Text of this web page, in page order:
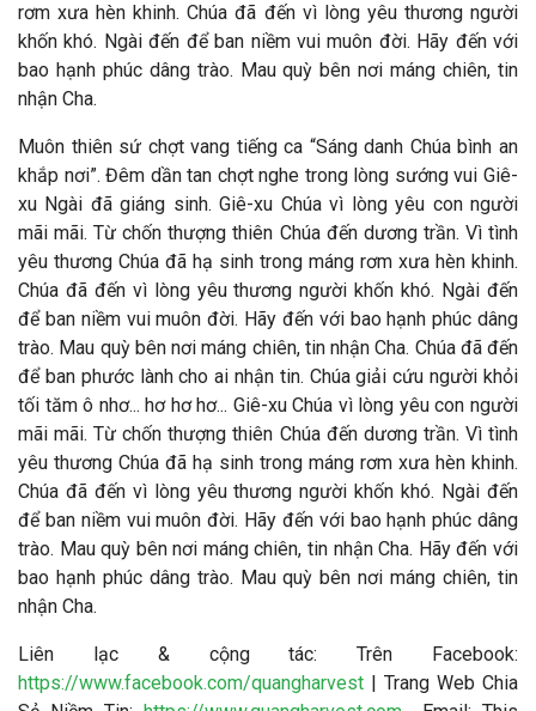
rơm xưa hèn khinh. Chúa đã đến vì lòng yêu thương người
khốn khó. Ngài đến để ban niềm vui muôn đời. Hãy đến với
bao hạnh phúc dâng trào. Mau quỳ bên nơi máng chiên, tin
nhận Cha.
Muôn thiên sứ chợt vang tiếng ca “Sáng danh Chúa bình an
khắp nơi”. Đêm dần tan chợt nghe trong lòng sướng vui Giê-
xu Ngài đã giáng sinh. Giê-xu Chúa vì lòng yêu con người
mãi mãi. Từ chốn thượng thiên Chúa đến dương trần. Vì tình
yêu thương Chúa đã hạ sinh trong máng rơm xưa hèn khinh.
Chúa đã đến vì lòng yêu thương người khốn khó. Ngài đến
để ban niềm vui muôn đời. Hãy đến với bao hạnh phúc dâng
trào. Mau quỳ bên nơi máng chiên, tin nhận Cha. Chúa đã đến
để ban phước lành cho ai nhận tin. Chúa giải cứu người khỏi
tối tăm ô nhơ... hơ hơ hơ... Giê-xu Chúa vì lòng yêu con người
mãi mãi. Từ chốn thượng thiên Chúa đến dương trần. Vì tình
yêu thương Chúa đã hạ sinh trong máng rơm xưa hèn khinh.
Chúa đã đến vì lòng yêu thương người khốn khó. Ngài đến
để ban niềm vui muôn đời. Hãy đến với bao hạnh phúc dâng
trào. Mau quỳ bên nơi máng chiên, tin nhận Cha. Hãy đến với
bao hạnh phúc dâng trào. Mau quỳ bên nơi máng chiên, tin
nhận Cha.
Liên lạc & cộng tác: Trên Facebook:
https://www.facebook.com/quangharvest | Trang Web Chia